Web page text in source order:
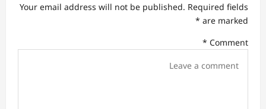
g
t
Your email address will not be published. Required fields
are marked
*
Comment
*